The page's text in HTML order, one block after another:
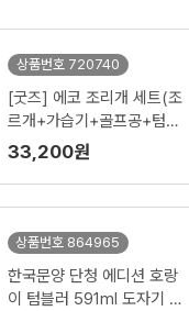
상품번호 720740
[굿즈] 에코 조리개 세트(조
르개+가습기+골프공+텀블
러 )
33,200원
상품번호 864965
한국문양 단청 에디션 호랑
이 텀블러 591ml 도자기 머